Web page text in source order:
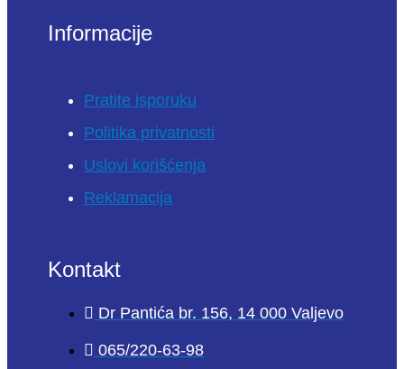
Informacije
Pratite isporuku
Politika privatnosti
Uslovi korišćenja
Reklamacija
Kontakt
Dr Pantića br. 156, 14 000 Valjevo
065/220-63-98